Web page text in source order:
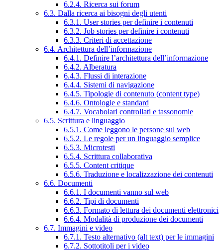
6.2.4. Ricerca sui forum
6.3. Dalla ricerca ai bisogni degli utenti
6.3.1. User stories per definire i contenuti
6.3.2. Job stories per definire i contenuti
6.3.3. Criteri di accettazione
6.4. Architettura dell’informazione
6.4.1. Definire l’architettura dell’informazione
6.4.2. Alberatura
6.4.3. Flussi di interazione
6.4.4. Sistemi di navigazione
6.4.5. Tipologie di contenuto (content type)
6.4.6. Ontologie e standard
6.4.7. Vocabolari controllati e tassonomie
6.5. Scrittura e linguaggio
6.5.1. Come leggono le persone sul web
6.5.2. Le regole per un linguaggio semplice
6.5.3. Microtesti
6.5.4. Scrittura collaborativa
6.5.5. Content critique
6.5.6. Traduzione e localizzazione dei contenuti
6.6. Documenti
6.6.1. I documenti vanno sul web
6.6.2. Tipi di documenti
6.6.3. Formato di lettura dei documenti elettronici
6.6.4. Modalità di produzione dei documenti
6.7. Immagini e video
6.7.1. Testo alternativo (alt text) per le immagini
6.7.2. Sottotitoli per i video